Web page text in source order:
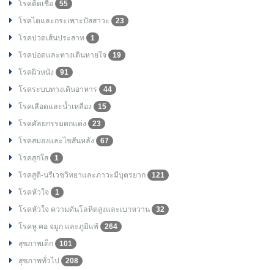
โรคติดเชื้อ
55
โรคไตและกระเพาะปัสสาวะ
23
โรคปวดเส้นประสาท
1
โรคปอดและทางเดินหายใจ
19
โรคผิวหนัง
91
โรคระบบทางเดินอาหาร
44
โรคเลือดและน้ำเหลือง
15
โรคศัลยกรรมตกแต่ง
23
โรคสมองและไขสันหลัง
67
โรคสุกใส
1
โรคสูติ-นรีเวชวิทยาและภาวะมีบุตรยาก
121
โรคหัวใจ
1
โรคหัวใจ ความดันโลหิตสูงและเบาหวาน
32
โรคหู คอ จมูก และภูมิแพ้
264
สุขภาพเด็ก
101
สุขภาพทั่วไป
208